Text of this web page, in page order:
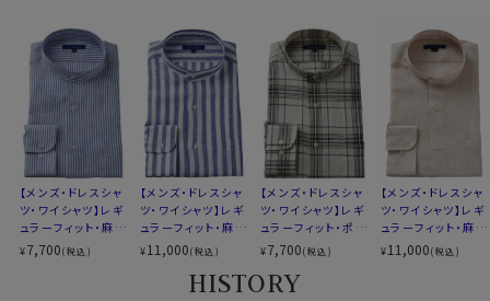
ご了承くださいませ。）
●衿型について
探してもなかなか見つからない、希少性の高い衿型＝ス
タンドカラーシャツ。
その中でozieでは数多くのプレーンなスタンドカラーシ
ャツを取り扱っています。
そしてリネン100％でもスタンドカラーを生産しました。
カフス
ラウンドカット
アジャスタブル
コンバーチブルカフス
衿高
前2.7cm 後3.3cm
サイズG
S-37・M-39・L-41cm
LL-43・3L-45・4L-47cm
全６サイズ
スタイル
レギュラーフィット
生産国
中国
▼スポット商品につき再入荷はございませんのでご了承
【メンズ・ドレスシャ
ツ・ワイシャツ】レギ
ュラーフィット・麻リ
ネン・スタンドカラ
ー・SALE
¥7,700(税込)
【メンズ・ドレスシャ
ツ・ワイシャツ】レギ
ュラーフィット・麻リ
ネン・スタンドカラ
¥11,000(税込)
【メンズ・ドレスシャ
ツ・ワイシャツ】レギ
ュラーフィット・ポリ
エステル麻混紡・ス
タンドカラー
¥7,700(税込)
【メンズ・ドレスシャ
ツ・ワイシャツ】レギ
ュラーフィット・麻リ
ネン・スタンドカラ
¥11,000(税込)
HISTORY